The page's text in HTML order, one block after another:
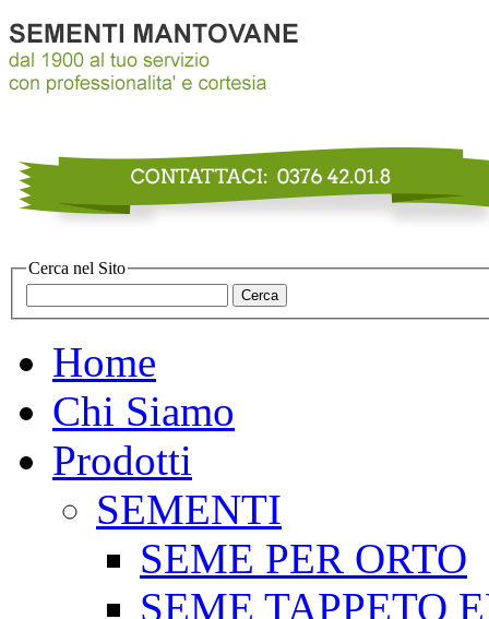
Cerca nel Sito
Home
Chi Siamo
Prodotti
SEMENTI
SEME PER ORTO
SEME TAPPETO